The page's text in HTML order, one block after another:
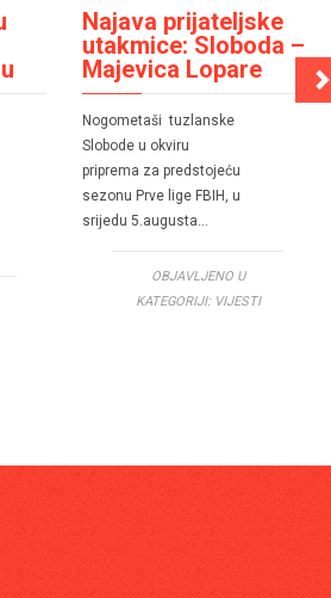
Najava prijateljske
utakmice: Sloboda –
Majevica Lopare
Nogometaši tuzlanske
Slobode u okviru
priprema za predstojeću
sezonu Prve lige FBIH, u
srijedu 5.augusta…
OBJAVLJENO U
KATEGORIJI: VIJESTI